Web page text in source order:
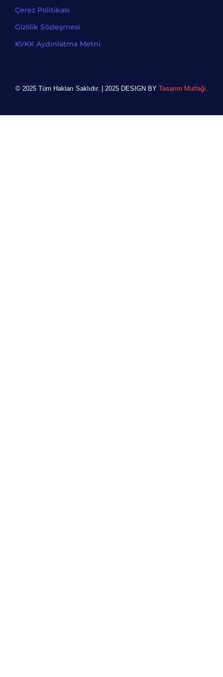
Çerez Politikası
Gizlilik Sözleşmesi
KVKK Aydınlatma Metni
© 2025 Tüm Hakları Saklıdır. | 2025 DESIGN BY Tasarım Mutfağı.